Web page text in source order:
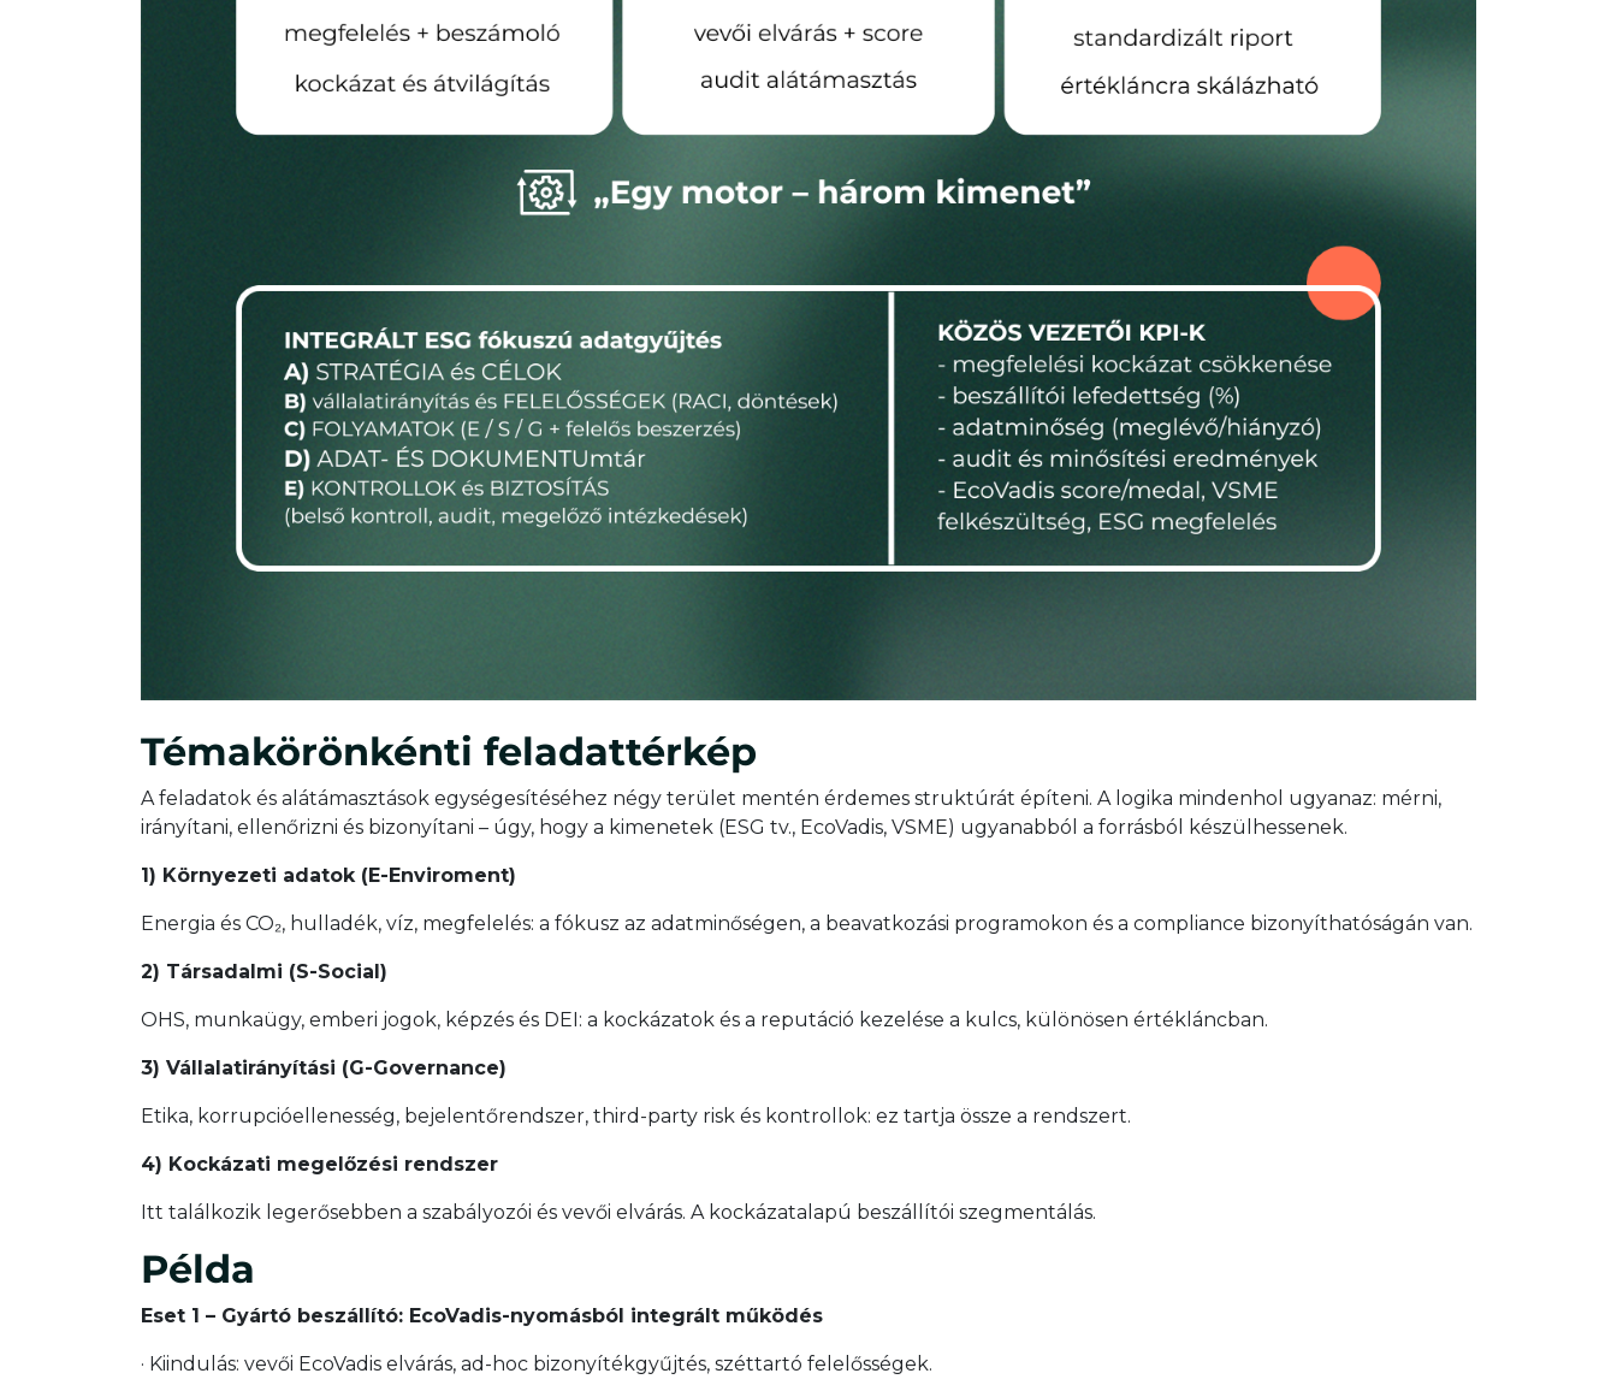
Témakörönkénti feladattérkép
A feladatok és alátámasztások egységesítéséhez négy terület mentén érdemes struktúrát építeni. A logika mindenhol ugyanaz: mérni,
irányítani, ellenőrizni és bizonyítani – úgy, hogy a kimenetek (ESG tv., EcoVadis, VSME) ugyanabból a forrásból készülhessenek.
1) Környezeti adatok (E-Enviroment)
Energia és CO₂, hulladék, víz, megfelelés: a fókusz az adatminőségen, a beavatkozási programokon és a compliance bizonyíthatóságán van.
2) Társadalmi (S-Social)
OHS, munkaügy, emberi jogok, képzés és DEI: a kockázatok és a reputáció kezelése a kulcs, különösen értékláncban.
3) Vállalatirányítási (G-Governance)
Etika, korrupcióellenesség, bejelentőrendszer, third-party risk és kontrollok: ez tartja össze a rendszert.
4) Kockázati megelőzési rendszer
Itt találkozik legerősebben a szabályozói és vevői elvárás. A kockázatalapú beszállítói szegmentálás.
Példa
Eset 1 – Gyártó beszállító: EcoVadis-nyomásból integrált működés
· Kiindulás: vevői EcoVadis elvárás, ad-hoc bizonyítékgyűjtés, széttartó felelősségek.